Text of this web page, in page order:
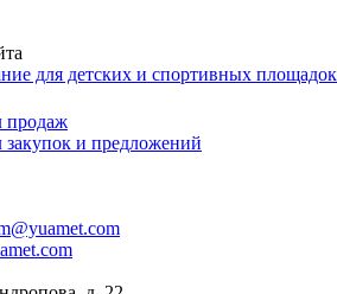
продаж
закупок и предложений